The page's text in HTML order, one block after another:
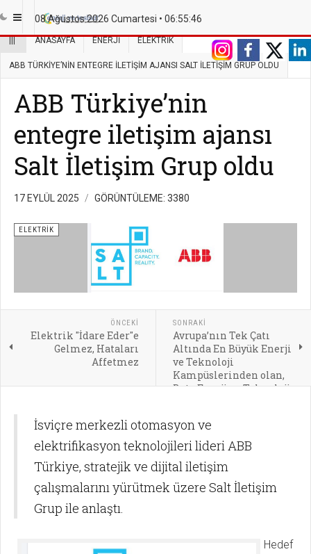
08 Ağustos 2026 Cumartesi • 06:55:46
ANASAYFA ENERJI ELEKTRIK
ABB TÜRKIYE’NIN ENTEGRE ILETIŞIM AJANSI SALT İLETIŞIM GRUP OLDU
ABB Türkiye’nin
entegre iletişim ajansı
Salt İletişim Grup oldu
17 EYLÜL 2025 GÖRÜNTÜLEME: 3380
ELEKTRIK
ÖNCEKI
Elektrik ''İdare Eder''e
Gelmez, Hataları
Affetmez
SONRAKI
Avrupa’nın Tek Çatı
Altında En Büyük Enerji
ve Teknoloji
Kampüslerinden olan,
Beta Enerji ve Teknoloji
İsviçre merkezli otomasyon ve
elektrifikasyon teknolojileri lideri ABB
Türkiye, stratejik ve dijital iletişim
çalışmalarını yürütmek üzere Salt İletişim
Grup ile anlaştı.
Hedef